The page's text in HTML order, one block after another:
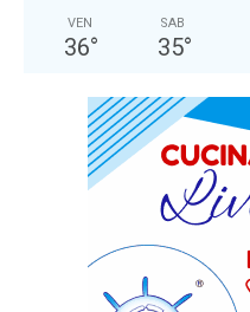
VEN
36°
SAB
35°